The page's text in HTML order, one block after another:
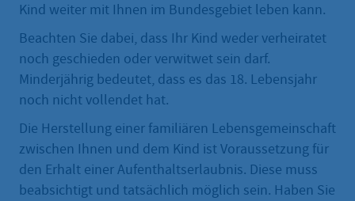
Kind weiter mit Ihnen im Bundesgebiet leben kann.
Beachten Sie dabei, dass Ihr Kind weder verheiratet
noch geschieden oder verwitwet sein darf.
Minderjährig bedeutet, dass es das 18. Lebensjahr
noch nicht vollendet hat.
Die Herstellung einer familiären Lebensgemeinschaft
zwischen Ihnen und dem Kind ist Voraussetzung für
den Erhalt einer Aufenthaltserlaubnis. Diese muss
beabsichtigt und tatsächlich möglich sein. Haben Sie